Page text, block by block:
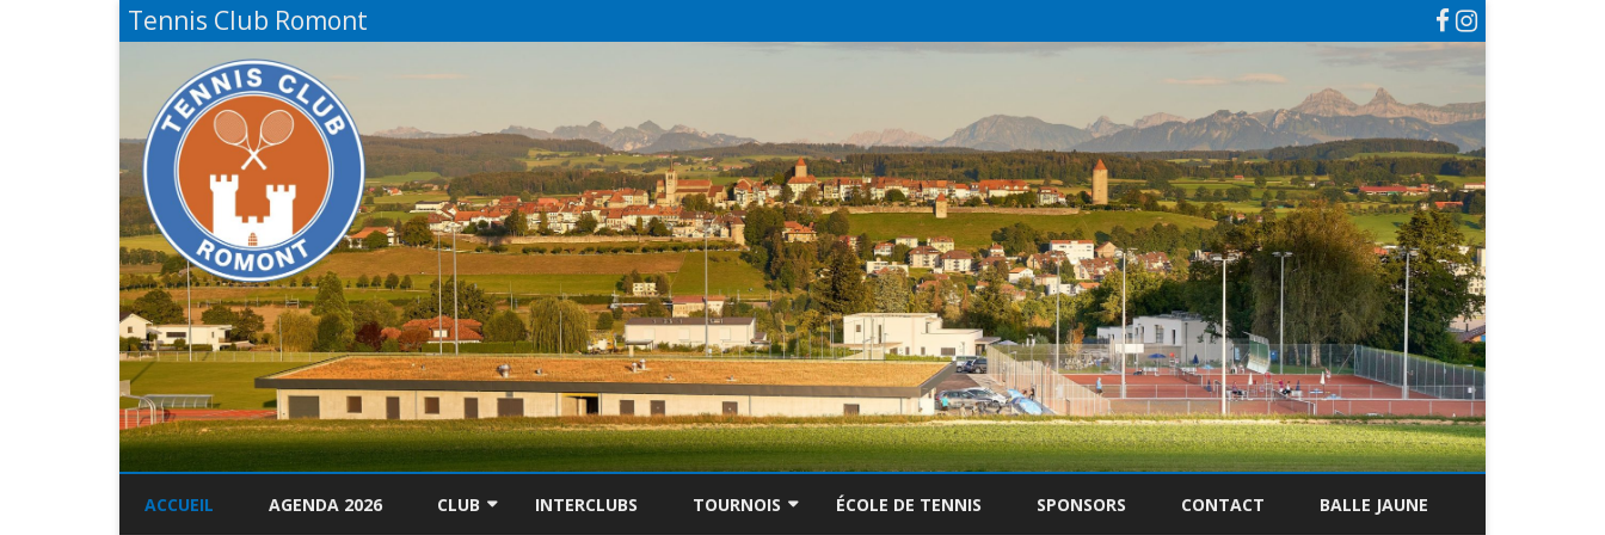
Tennis Club Romont
ACCUEIL AGENDA 2026 CLUB INTERCLUBS TOURNOIS ÉCOLE DE TENNIS SPONSORS CONTACT BALLE JAUNE